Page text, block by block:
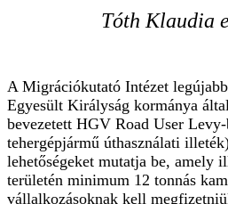
Tóth Klaudia
A Migrációkutató Intézet
Egyesült Királyság kormánya
bevezetett HGV Road User
tehergépjármű úthasználati
lehetőségeket mutatja be, amely
területén minimum 12 tonnás
vállalkozásoknak kell